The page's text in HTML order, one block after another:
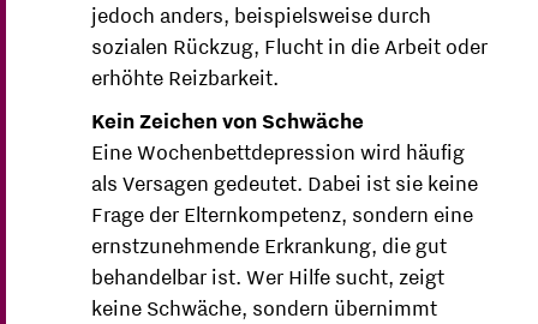
jedoch anders, beispielsweise durch
sozialen Rückzug, Flucht in die Arbeit oder
erhöhte Reizbarkeit.
Kein Zeichen von Schwäche
Eine Wochenbettdepression wird häufig
als Versagen gedeutet. Dabei ist sie keine
Frage der Elternkompetenz, sondern eine
ernstzunehmende Erkrankung, die gut
behandelbar ist. Wer Hilfe sucht, zeigt
keine Schwäche, sondern übernimmt